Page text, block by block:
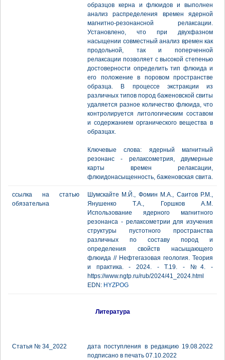
образцов керна и флюидов и выполнен
анализ распределения времен ядерной
магнитно-резонансной релаксации.
Установлено, что при двухфазном
насыщении совместный анализ времен как
продольной, так и поперченной
релаксации позволяет с высокой степенью
достоверности определить тип флюида и
его положение в поровом пространстве
образца. В процессе экстракции из
различных типов пород баженовской свиты
удаляется разное количество флюида, что
контролируется литологическим составом
и содержанием органического вещества в
образцах.
Ключевые слова: ядерный магнитный
резонанс - релаксометрия, двумерные
карты времен релаксации,
флюидонасыщенность, баженовская свита.
ссылка на статью
обязательна
Шумскайте М.Й., Фомин М.А., Саитов Р.М.,
Янушенко Т.А., Горшков А.М.
Использование ядерного магнитного
резонанса - релаксометрии для изучения
структуры пустотного пространства
различных по составу пород и
определения свойств насыщающего
флюида // Нефтегазовая геология. Теория
и практика. - 2024. - Т.19. - №4. -
https://www.ngtp.ru/rub/2024/41_2024.html
EDN: HYZPOG
Литература
Статья № 34_2022
дата поступления в редакцию 19.08.2022
подписано в печать 07.10.2022